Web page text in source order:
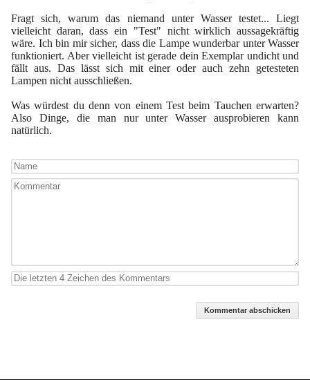
Fragt sich, warum das niemand unter Wasser testet... Liegt
vielleicht daran, dass ein "Test" nicht wirklich aussagekräftig
wäre. Ich bin mir sicher, dass die Lampe wunderbar unter Wasser
funktioniert. Aber vielleicht ist gerade dein Exemplar undicht und
fällt aus. Das lässt sich mit einer oder auch zehn getesteten
Lampen nicht ausschließen.
Was würdest du denn von einem Test beim Tauchen erwarten?
Also Dinge, die man nur unter Wasser ausprobieren kann
natürlich.
Kommentar abschicken